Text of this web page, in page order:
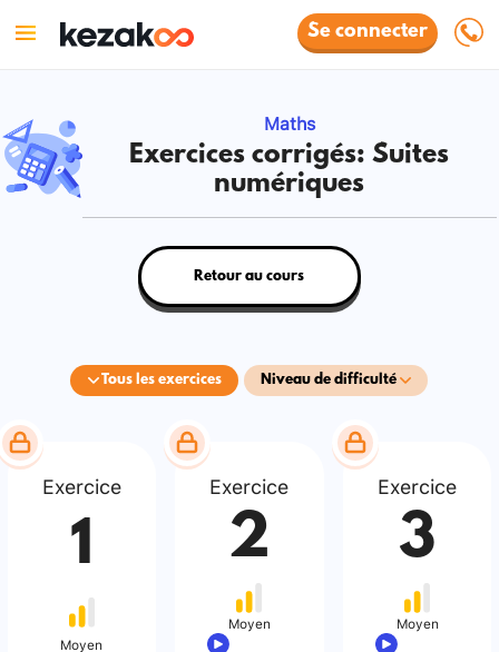
Se connecter
Maths
Exercices corrigés: Suites
numériques
Tous les exercices Niveau de difficulté
Retour au cours
Exercice
1
Moyen
Exercice
2
Moyen
Exercice
3
Moyen